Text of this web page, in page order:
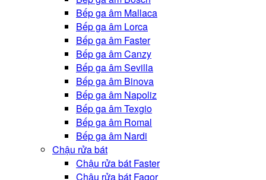
Bếp ga âm Mallaca
Bếp ga âm Lorca
Bếp ga âm Faster
Bếp ga âm Canzy
Bếp ga âm Sevilla
Bếp ga âm Binova
Bếp ga âm Napoliz
Bếp ga âm Texgio
Bếp ga âm Romal
Bếp ga âm Nardi
Chậu rửa bát
Chậu rửa bát Faster
Chậu rửa bát Fagor